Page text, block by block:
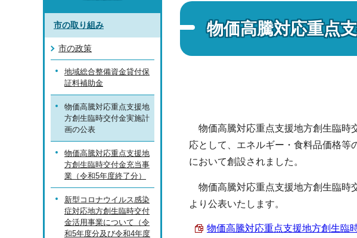
物価高騰対応重点
物価高騰対応重点支援地方創生臨時
応として、エネルギー・食料品価格等
において創設されました。
物価高騰対応重点支援地方創生臨時
より公表いたします。
物価高騰対応重点支援地方創生臨
市の取り組み
市の政策
地域総合整備資金貸付保
証料補助金
物価高騰対応重点支援地
方創生臨時交付金実施計
画の公表
物価高騰対応重点支援地
方創生臨時交付金充当事
業（令和5年度終了分）
新型コロナウイルス感染
症対応地方創生臨時交付
金活用事業について（令
和5年度分及び令和4年度